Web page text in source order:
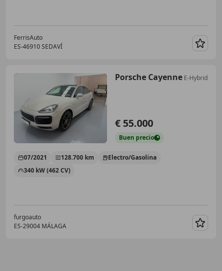
FerrisAuto
ES-46910 SEDAVÍ
Porsche Cayenne E-Hybrid
€ 55.000
Buen precio
07/2021 128.700 km
Electro/Gasolina
340 kW (462 CV)
furgoauto
ES-29004 MÁLAGA